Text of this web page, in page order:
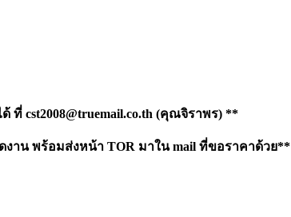
ด้ ที่ cst2008@truemail.co.th (คุณจิราพร) **
าน พร้อมส่งหน้า TOR มาใน mail ที่ขอราคาด้วย**